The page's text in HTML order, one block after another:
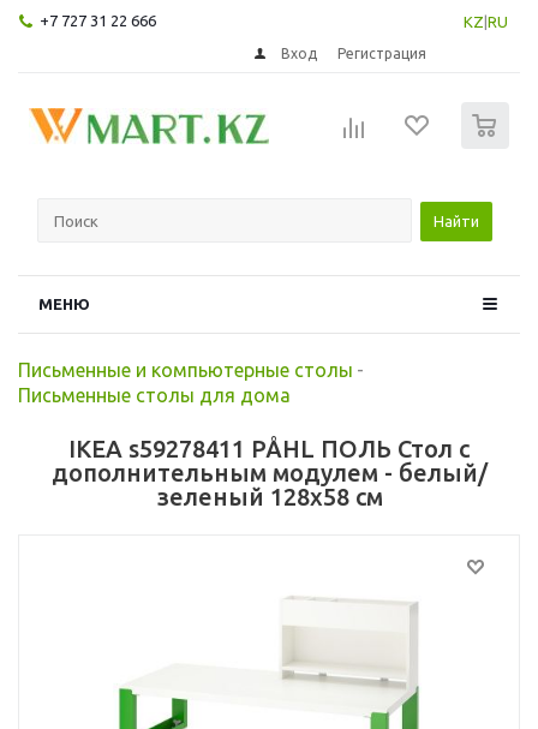
+7 727 31 22 666 KZ RU
Вход Регистрация
Найти
МЕНЮ
Письменные и компьютерные столы -
Письменные столы для дома
IKEA s59278411 PÅHL ПОЛЬ Стол с
дополнительным модулем - белый/
зеленый 128x58 см